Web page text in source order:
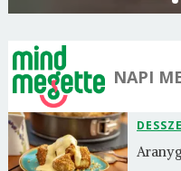
NAPI